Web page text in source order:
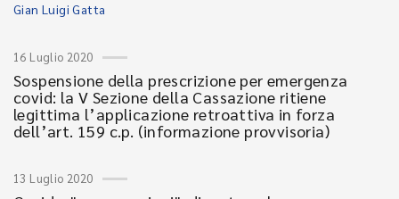
Gian Luigi Gatta
16 Luglio 2020
Sospensione della prescrizione per emergenza
covid: la V Sezione della Cassazione ritiene
legittima l’applicazione retroattiva in forza
dell’art. 159 c.p. (informazione provvisoria)
13 Luglio 2020